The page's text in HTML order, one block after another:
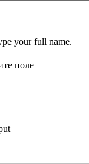
your full name.
поле